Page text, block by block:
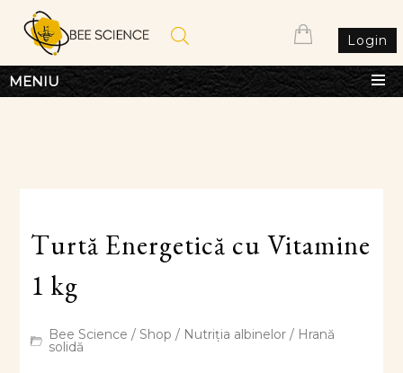
Login
MENIU
Turtă Energetică cu Vitamine
1 kg
Bee Science / Shop / Nutriția albinelor / Hrană
solidă